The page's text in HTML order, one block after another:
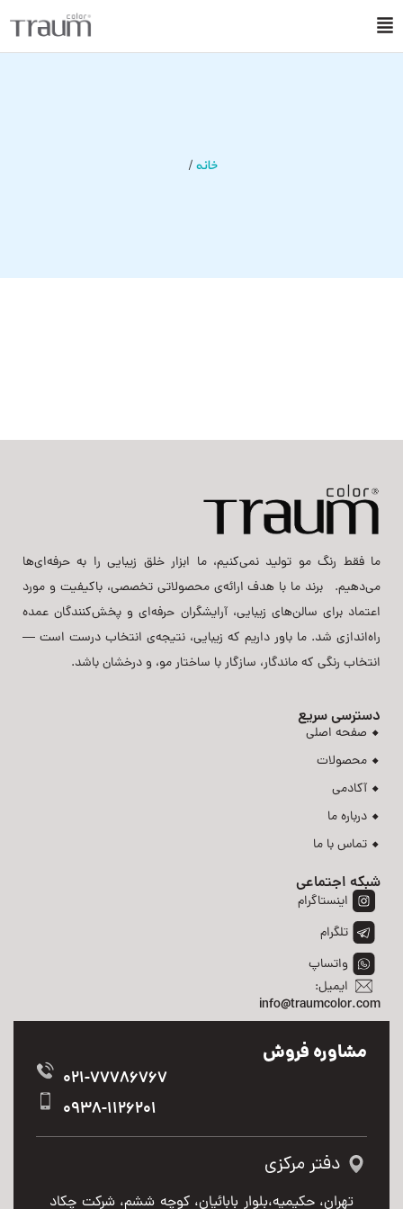
خانه/
ما فقط رنگ مو تولید نمی‌کنیم، ما ابزار خلق زیبایی را به حرفه‌ای‌ها
می‌دهیم. برند ما با هدف ارائه‌ی محصولاتی تخصصی، باکیفیت و مورد
اعتماد برای سالن‌های زیبایی، آرایشگران حرفه‌ای و پخش‌کنندگان عمده
راه‌اندازی شد. ما باور داریم که زیبایی، نتیجه‌ی انتخاب درست است —
انتخاب رنگی که ماندگار، سازگار با ساختار مو، و درخشان باشد.
دسترسی سریع
صفحه اصلی
محصولات
آکادمی
درباره ما
تماس با ما
شبکه اجتماعی
اینستاگرام
تلگرام
واتساپ
ایمیل:
info@traumcolor.com
مشاوره فروش
021-77786767
0938-1126201
دفتر مرکزی
تهران، حکیمیه،بلوار بابائیان، کوچه ششم، شرکت چکاد